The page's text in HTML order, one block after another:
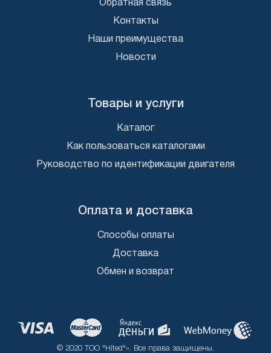
Обратная связь
Контакты
Наши преимущества
Новости
Товары и услуги
Каталог
Как пользоваться каталогами
Руководство по идентификации двигателя
Оплата и доставка
Способы оплаты
Доставка
Обмен и возврат
© 2020 ТОО "Hited"». Все права защищены.